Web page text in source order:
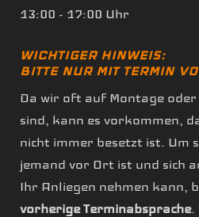
13:00 - 17:00 Uhr
WICHTIGER HINWEIS:
BITTE NUR MIT TERMIN
Da wir oft auf Montage
sind, kann es vorkommen,
nicht immer besetzt ist. Um
jemand vor Ort ist und sich
Ihr Anliegen nehmen kann,
vorherige Terminabsprache.